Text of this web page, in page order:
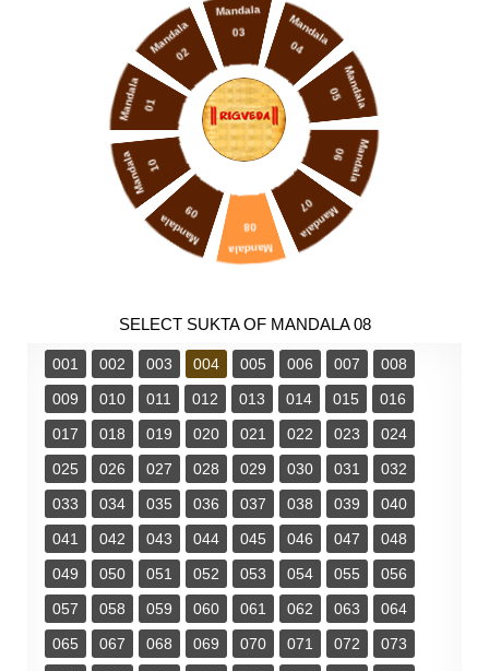
Mandala 01
Mandala
02
Mandala
03 Mandala
04
Mandala
05
Mandala
06
Mandala
07
Mandala
08
Mandala
09
Mandala 10
SELECT SUKTA OF MANDALA 08
001 002 003 004 005 006 007
008
009
010 011 012 013 014 015
016
017
018 019 020 021 022 023
024
025
026 027 028 029 030 031
032
033
034 035 036 037 038 039
040
041
042 043 044 045 046 047
048
049
050 051 052 053 054 055
056
057
058 059 060 061 062 063
064
065
067 068 069 070 071 072
073